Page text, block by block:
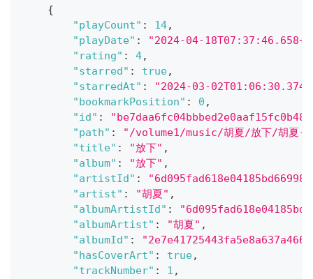
{
"playCount" : 14,
"playDate" :
"2024-04-
"rating" : 4,
"starred" : true,
"starredAt" :
"2024-03-
"bookmarkPosition" : 0 ,
"id" :
"path" :
"/volume1/music/胡夏/放下/胡夏
"title" : "放下" ,
"album" : "放下" ,
"artistId" :
"artist" : "胡夏" ,
"albumArtistId" :
"albumArtist" : "胡夏" ,
"albumId" :
"hasCoverArt" : true,
"trackNumber" : 1 ,